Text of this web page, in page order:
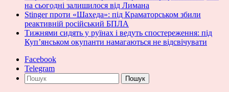
на сьогодні залишилося від Лимана
Stinger проти «Шахеда»: під Краматорськом збили
реактивній російський БПЛА
Тижнями сидять у руїнах і ведуть спостереження: під
Куп’янськом окупанти намагаються не відсвічувати
Facebook
Telegram
Пошук